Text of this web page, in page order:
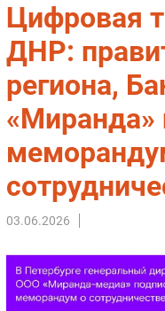
Импорто­замещение
Автоматизация
Интернет
Мобильная связь
Фиксированная
Интеграция
Рынок ПК
Маркетинг
Торговые сети
Оборудование
ПО
Outsourcing
Цифровая
ДНР:
региона,
«Миранда»
03.06.2026